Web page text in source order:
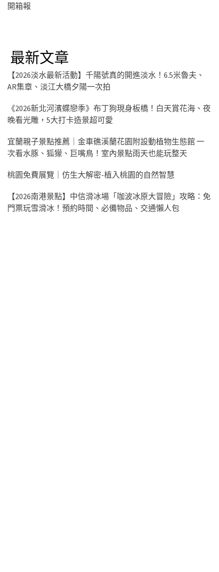
開箱報
最新文章
【2026淡水最新活動】千陽號真的開進淡水！6.5米魯夫、
AR集章、淡江大橋夕陽一次拍
《2026新北河濱蝶戀季》布丁狗現身板橋！白天賞花海、夜
晚看光雕，5大打卡造景超可愛
宜蘭親子景點推薦｜金車礁溪蘭花園附設動植物生態館 一
次看水豚、狐獴、巨嘴鳥！室內景點雨天也能玩整天
桃園免費展覽｜仿生大解密-植入桃園的自然智慧
【2026南港景點】中信滑冰場「咖波冰原大冒險」攻略：免
門票玩雪滑冰！預約時間、必備物品、交通懶人包